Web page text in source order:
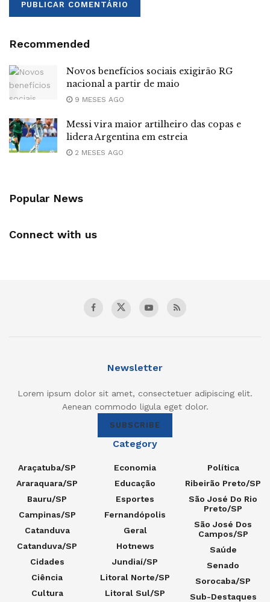
Recommended
Novos benefícios sociais exigirão RG
nacional a partir de maio
9 MESES AGO
Messi vira maior artilheiro das copas e
lidera Argentina em estreia
2 MESES AGO
Popular News
Connect with us
Newsletter
Lorem ipsum dolor sit amet, consectetuer adipiscing elit.
Aenean commodo ligula eget dolor.
SUBSCRIBE
Category
Araçatuba/SP
Araraquara/SP
Bauru/SP
Campinas/SP
Catanduva
Catanduva/SP
Cidades
Ciência
Cultura
Economia
Educação
Esportes
Fernandópolis
Geral
Hotnews
Jundiaí/SP
Litoral Norte/SP
Litoral Sul/SP
Política
Ribeirão Preto/SP
São José Do Rio
Preto/SP
São José Dos
Campos/SP
Saúde
Senado
Sorocaba/SP
Sub-Destaques